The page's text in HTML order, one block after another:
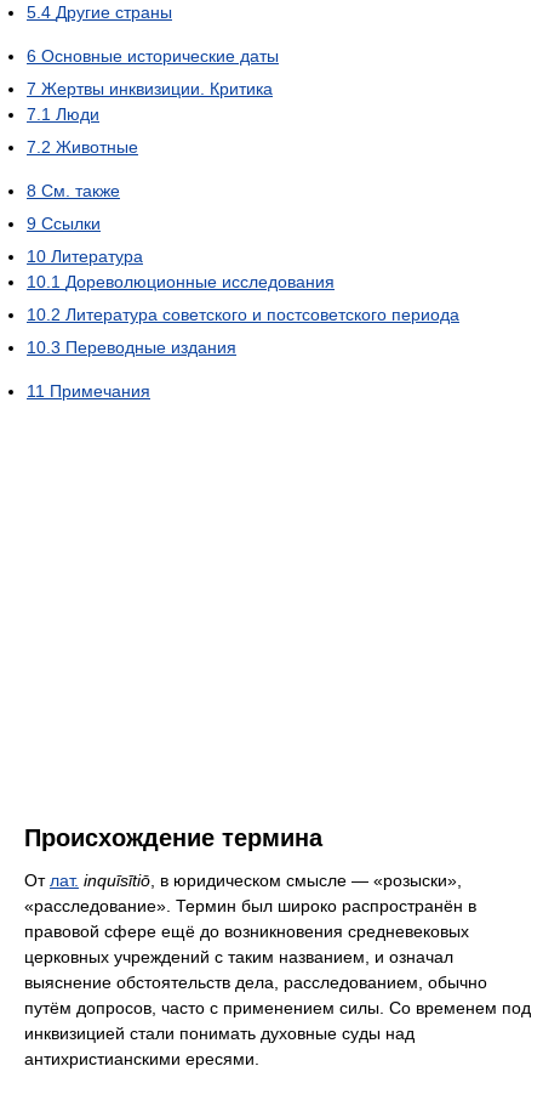
5.4 Другие страны
6 Основные исторические даты
7 Жертвы инквизиции. Критика
7.1 Люди
7.2 Животные
8 См. также
9 Ссылки
10 Литература
10.1 Дореволюционные исследования
10.2 Литература советского и постсоветского периода
10.3 Переводные издания
11 Примечания
Происхождение термина
От лат. inquīsītiō , в юридическом смысле — «розыски»,
«расследование». Термин был широко распространён в
правовой сфере ещё до возникновения средневековых
церковных учреждений с таким названием, и означал
выяснение обстоятельств дела, расследованием, обычно
путём допросов, часто с применением силы. Со временем под
инквизицией стали понимать духовные суды над
антихристианскими ересями.